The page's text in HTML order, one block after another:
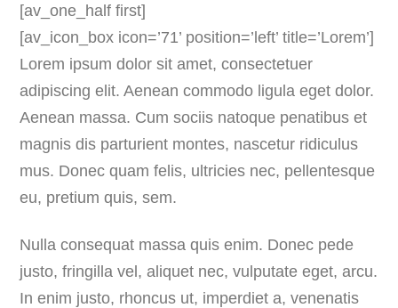
[av_one_half first]
[av_icon_box icon=’71’ position=’left’ title=’Lorem’]
Lorem ipsum dolor sit amet, consectetuer
adipiscing elit. Aenean commodo ligula eget dolor.
Aenean massa. Cum sociis natoque penatibus et
magnis dis parturient montes, nascetur ridiculus
mus. Donec quam felis, ultricies nec, pellentesque
eu, pretium quis, sem.
Nulla consequat massa quis enim. Donec pede
justo, fringilla vel, aliquet nec, vulputate eget, arcu.
In enim justo, rhoncus ut, imperdiet a, venenatis